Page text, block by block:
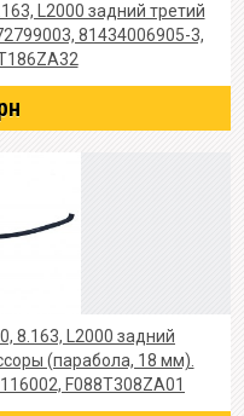
L2000 задний третий
81434006905-3,
8.163, L2000 задний
(парабола, 18 мм).
F088T308ZA01